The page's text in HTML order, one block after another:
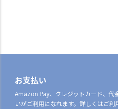
お支払い
Amazon Pay、クレジットカード、代
いがご利用になれます。詳しくはご利